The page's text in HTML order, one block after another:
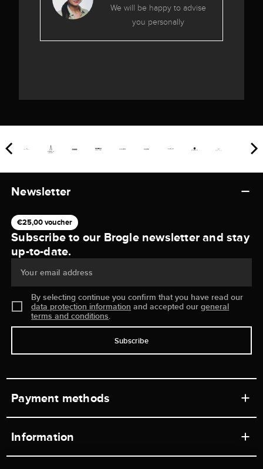
We will be happy to advise
you personally
Newsletter
€25,00 voucher
Subscribe to our Brogle newsletter and stay
up-to-date.
Your email address
By selecting continue you confirm that you have read our
data protection information and accepted ourgeneral
terms and conditions.
Subscribe
Payment methods
Information